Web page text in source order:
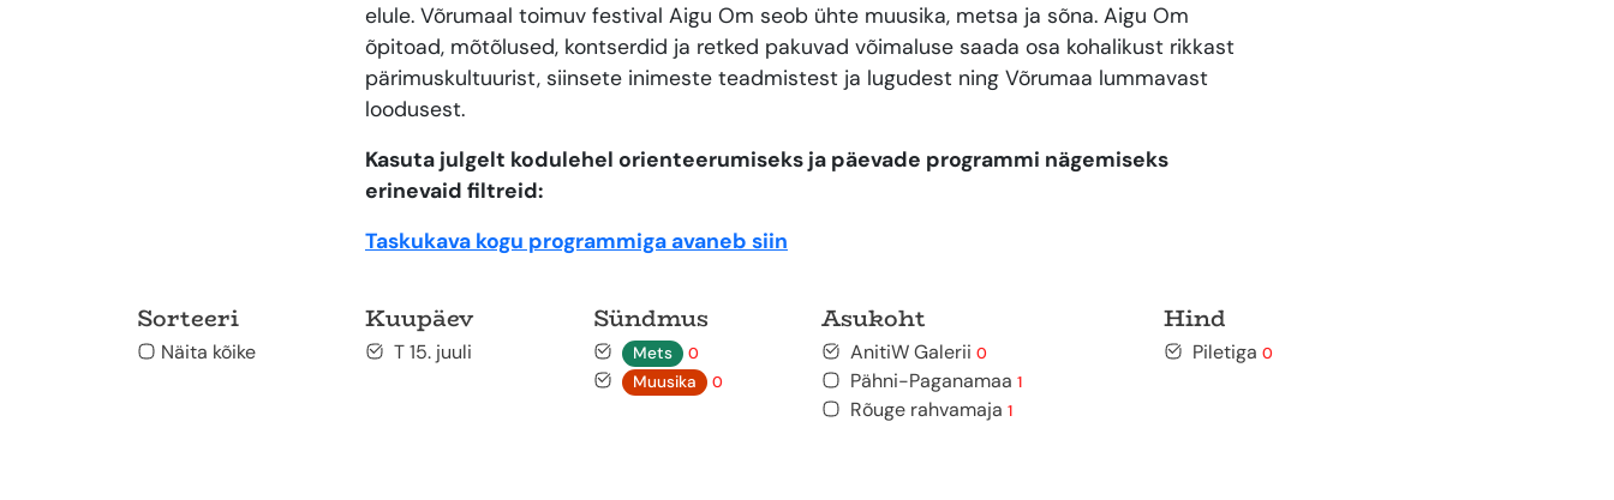
elule. Võrumaal toimuv festival Aigu Om seob ühte muusika, metsa ja sõna. Aigu Om
õpitoad, mõtõlused, kontserdid ja retked pakuvad võimaluse saada osa kohalikust rikkast
pärimuskultuurist, siinsete inimeste teadmistest ja lugudest ning Võrumaa lummavast
loodusest.
Kasuta julgelt kodulehel orienteerumiseks ja päevade programmi nägemiseks
erinevaid filtreid:
Taskukava kogu programmiga avaneb siin
Sorteeri
Näita kõike
Kuupäev
T 15. juuli
Sündmus
Mets
0
Muusika
0
Asukoht
AnitiW Galerii 0
Pähni-Paganamaa 1
Rõuge rahvamaja 1
Hind
Piletiga 0